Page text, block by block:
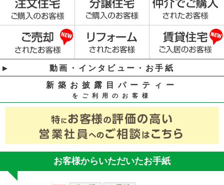
動画・インタビュー・お手紙
新築お披露目パーティー
をご利用のお客様
お客様からいただいたお手紙